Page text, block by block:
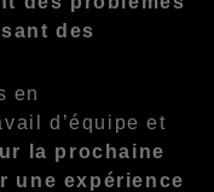
des
en
d’équipe et
la prochaine
une expérience